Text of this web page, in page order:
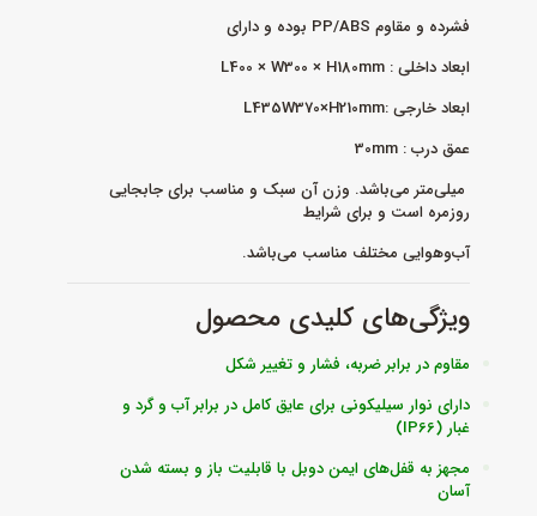
فشرده و مقاوم PP/ABS بوده و دارای
ابعاد داخلی : L400 × W300 × H180mm
ابعاد خارجی :L435W370×H210mm
عمق درب : 30mm
میلی‌متر می‌باشد. وزن آن سبک و مناسب برای جابجایی
روزمره است و برای شرایط
آب‌و‌هوایی مختلف مناسب می‌باشد.
ویژگی‌های کلیدی محصول
مقاوم در برابر ضربه، فشار و تغییر شکل
دارای نوار سیلیکونی برای عایق کامل در برابر آب و گرد و
غبار (IP66)
مجهز به قفل‌های ایمن دوبل با قابلیت باز و بسته شدن
آسان